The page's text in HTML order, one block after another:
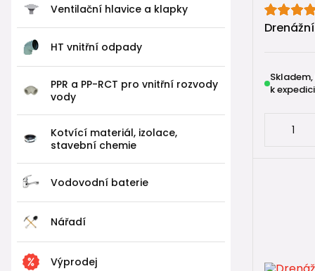
Ventilační hlavice a klapky
HT vnitřní odpady
PPR a PP-RCT pro vnitřní rozvody
vody
Kotvící materiál, izolace,
stavební chemie
Vodovodní baterie
Nářadí
Výprodej
Tato
U
🔍Jak
k expedici